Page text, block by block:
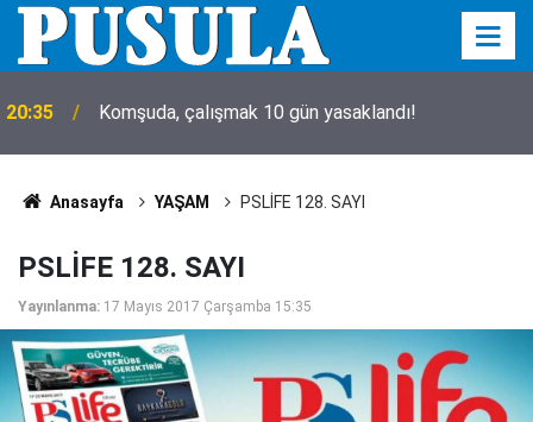
20:35 Komşuda, çalışmak 10 gün yasaklandı!
Anasayfa YAŞAM PSLİFE 128. SAYI
PSLİFE 128. SAYI
Yayınlanma: 17 Mayıs 2017 Çarşamba 15:35